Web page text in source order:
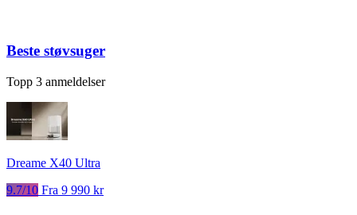
Beste støvsuger
Topp 3 anmeldelser
Dreame X40 Ultra
9.7/10 Fra 9 990 kr